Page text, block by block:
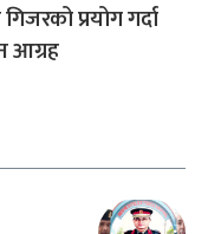
प्रयोग गर्दा
आग्रह